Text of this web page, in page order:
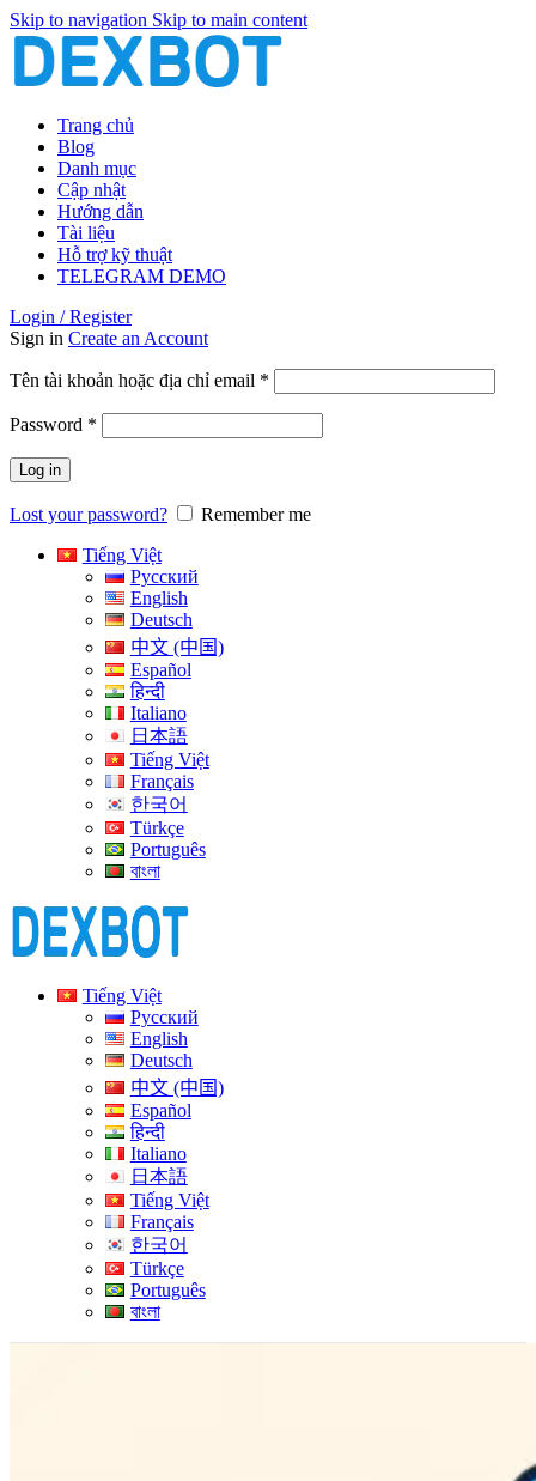
Skip to navigation Skip to main content
Trang chủ
Blog
Danh mục
Cập nhật
Hướng dẫn
Tài liệu
Hỗ trợ kỹ thuật
TELEGRAM DEMO
Login / Register
Sign in Create an Account
Tên tài khoản hoặc địa chỉ email *
buộc
Password *
buộc
Log in
Lost your password?
Remember me
Tiếng Việt
Русский
English
Deutsch
中文 (中国)
Español
हिन्दी
Italiano
日本語
Tiếng Việt
Français
한국어
Türkçe
Português
বাংলা
Tiếng Việt
Русский
English
Deutsch
中文 (中国)
Español
हिन्दी
Italiano
日本語
Tiếng Việt
Français
한국어
Türkçe
Português
বাংলা